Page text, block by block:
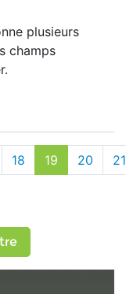
plusieurs
champs
18 19 20 21